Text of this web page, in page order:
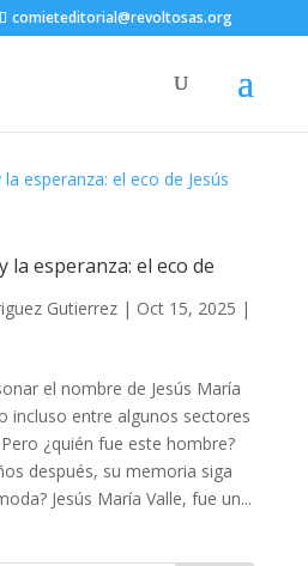
comieteditorial@revoltosas.org
la esperanza: el eco de
Gutierrez| Oct 15, 2025 |
el nombre de Jesús María
incluso entre algunos sectores
¿quién fue este hombre?
después, su memoria siga
Jesús María Valle, fue un...